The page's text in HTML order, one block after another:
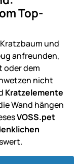
Top-
und
anfreunden,
oder dem
nicht
Kratzelemente
Wand hängen
VOSS.pet